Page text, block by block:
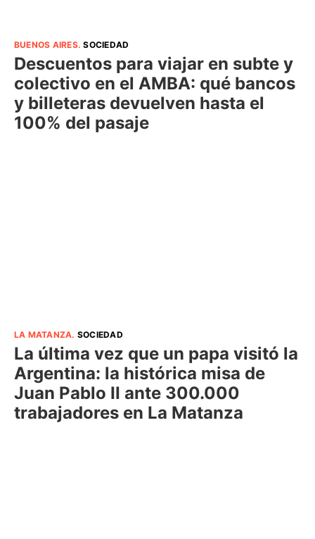
BUENOS AIRES.SOCIEDAD
Descuentos para viajar en subte y
colectivo en el AMBA: qué bancos
y billeteras devuelven hasta el
100% del pasaje
LA MATANZA. SOCIEDAD
La última vez que un papa visitó la
Argentina: la histórica misa de
Juan Pablo II ante 300.000
trabajadores en La Matanza